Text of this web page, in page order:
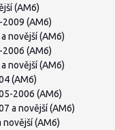
(AM6)
2009 (AM6)
novější (AM6)
2006 (AM6)
novější (AM6)
(AM6)
2006 (AM6)
a novější (AM6)
novější (AM6)